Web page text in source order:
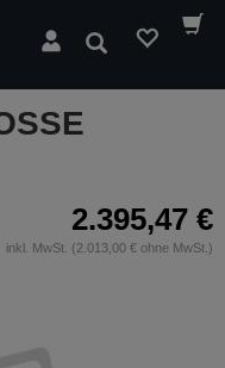
Suchen
2.395,47 €
inkl. MwSt. (2.013,00 € ohne MwSt.)